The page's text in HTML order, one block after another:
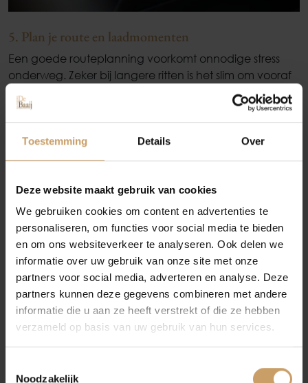
Toestemming Details Over
Deze website maakt gebruik van cookies
We gebruiken cookies om content en advertenties te
personaliseren, om functies voor social media te bieden
en om ons websiteverkeer te analyseren. Ook delen we
informatie over uw gebruik van onze site met onze
partners voor social media, adverteren en analyse. Deze
partners kunnen deze gegevens combineren met andere
informatie die u aan ze heeft verstrekt of die ze hebben
verzameld op basis van uw gebruik van hun services.
Noodzakelijk
5. Plan je route en laadmomenten
Een goede routeplanning voorkomt onnodige stress
onderweg. Zeker bij langere ritten is het slim om vooraf
te kijken waar laadpunten beschikbaar zijn. Houd
daarbij ook rekening met je bestemming,
laadcapaciteit en eventuele tussenstops.
Moderne elektrische auto’s en laadapps kunnen vaak
Sommige systemen houden ook rekening met
bij aankomst.
Plan je laadmomenten liever iets ruimer dan te krap. Zo
voorkom je dat je afhankelijk bent van één laadpaal
die bezet of buiten gebruik kan zijn.
6. Houd rekening met weersomstandigheden
Extreme temperaturen:Het weer kan een grote rol
spelen in de prestaties van je elektrische auto.
kunnen de prestaties van de batterij beïnvloeden.
Occasions
Autolease
Financiering
Autoverzekeringen
Verkoop
Auto onderhoud